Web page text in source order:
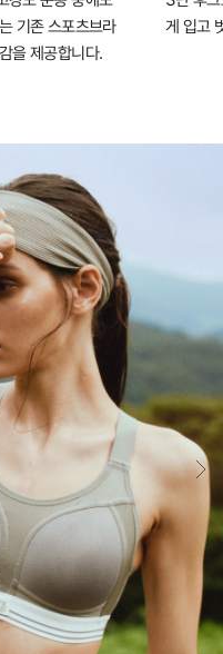
기존 스포츠브라
을 제공합니다.
게 입고